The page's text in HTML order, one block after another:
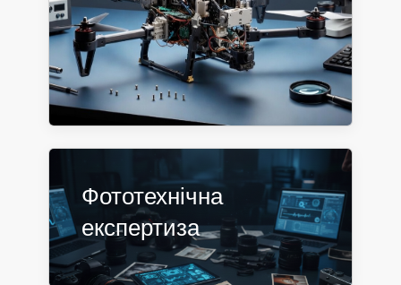
Фототехнічна
експертиза